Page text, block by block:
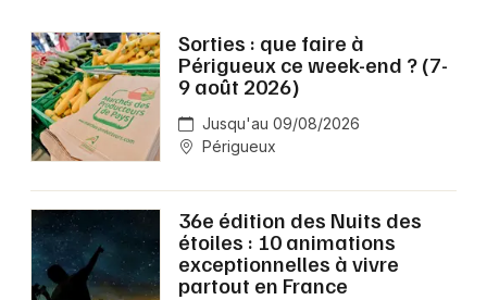
Sorties : que faire à
Périgueux ce week-end ? (7-
9 août 2026)
Jusqu'au 09/08/2026
Périgueux
36e édition des Nuits des
étoiles : 10 animations
exceptionnelles à vivre
partout en France